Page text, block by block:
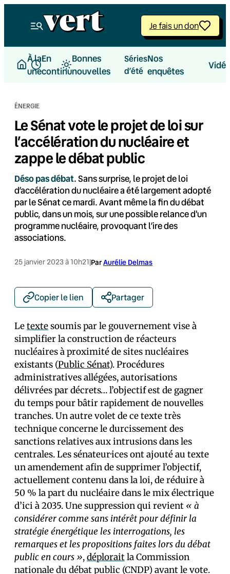
Je fais un don
À la
une
En
continu
Bonnes
nouvelles
Séries
d’été
Nos
enquêtes
ÉNERGIE
Le Sénat vote le projet de loi sur
l’accélération du nucléaire et
zappe le débat public
Déso pas débat.Sans surprise, le projet de loi
d’accélération du nucléaire a été largement adopté
par le Sénat ce mardi. Avant même la fin du débat
public, dans un mois, sur une possible relance d'un
programme nucléaire, provoquant l’ire des
associations.
25 janvier 2023 à 10h21|ParAurélie Delmas
Copier le lien Partager
Letextesoumis par le gouvernement vise à
simplifier la construction de réacteurs
nucléaires à proximité de sites nucléaires
existants (Public Sénat). Procédures
administratives allégées, autorisations
délivrées par décrets… l’objectif est de gagner
du temps pour bâtir rapidement de nouvelles
tranches. Un autre volet de ce texte très
technique concerne le durcissement des
sanctions relatives aux intrusions dans les
centrales. Les sénateur·ices ont ajouté au texte
un amendement afin de supprimer l’objectif,
actuellement contenu dans la loi, de réduire à
50 % la part du nucléaire dans le mix électrique
d’ici à 2035. Une suppression qui revient « à
considérer comme sans intérêt pour définir la
stratégie énergétique les interrogations, les
remarques et les propositions faites lors du débat
public en cours »,déploraitla Commission
nationale du débat public (CNDP) avant le vote.